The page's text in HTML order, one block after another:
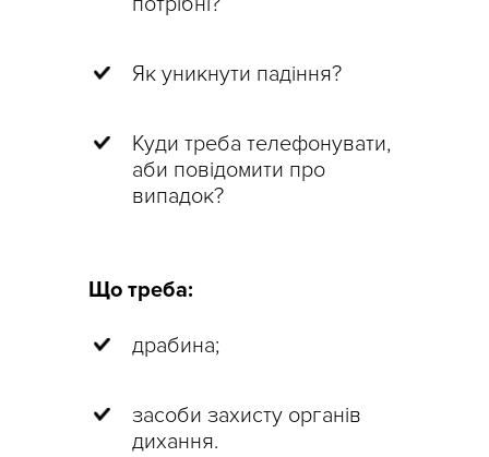
Як уникнути падіння?
Куди треба телефонувати,
аби повідомити про
випадок?
Що треба:
драбина;
засоби захисту органів
дихання.